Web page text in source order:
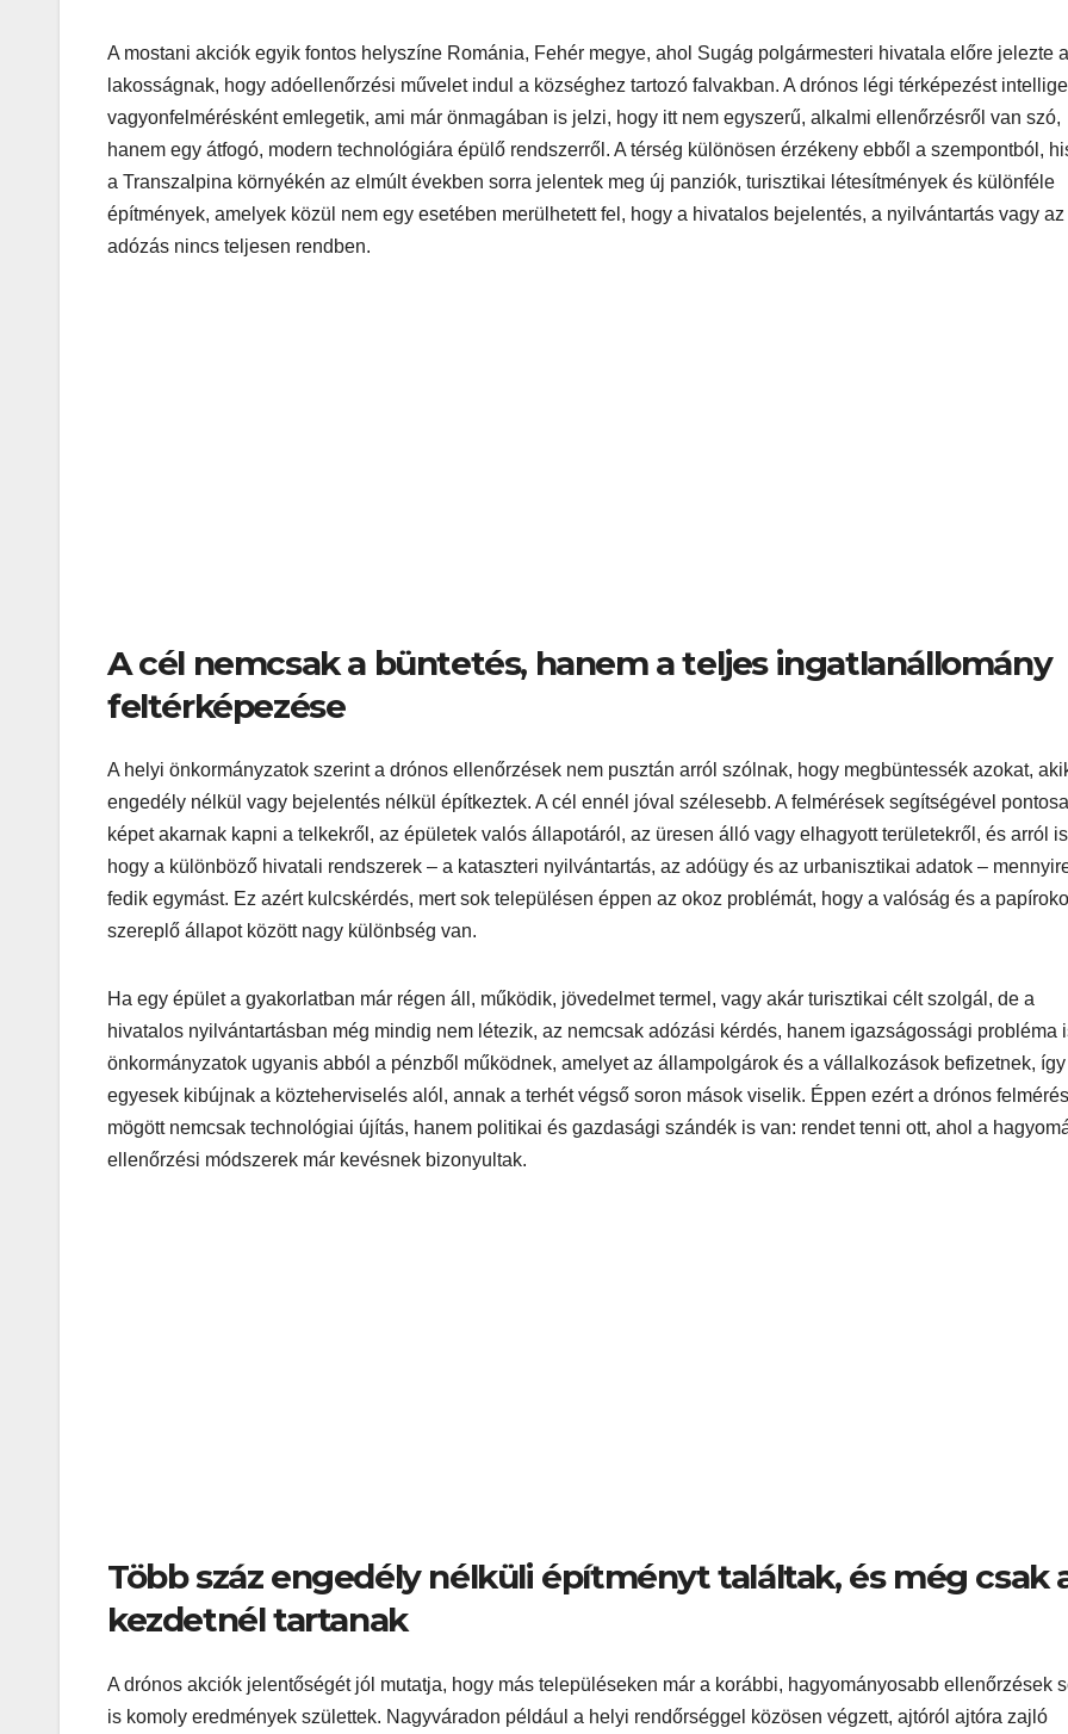
A mostani akciók egyik fontos helyszíne Románia, Fehér megye, ahol Sugág polgármesteri hivatala előre jelezte a
lakosságnak, hogy adóellenőrzési művelet indul a községhez tartozó falvakban. A drónos légi térképezést
vagyonfelmérésként emlegetik, ami már önmagában is jelzi, hogy itt nem egyszerű, alkalmi ellenőrzésről van szó,
hanem egy átfogó, modern technológiára épülő rendszerről. A térség különösen érzékeny ebből a szempontból,
a Transzalpina környékén az elmúlt években sorra jelentek meg új panziók, turisztikai létesítmények és különféle
építmények, amelyek közül nem egy esetében merülhetett fel, hogy a hivatalos bejelentés, a nyilvántartás vagy az
adózás nincs teljesen rendben.
A cél nemcsak a büntetés, hanem a teljes ingatlanállomány
feltérképezése
A helyi önkormányzatok szerint a drónos ellenőrzések nem pusztán arról szólnak, hogy megbüntessék azokat,
engedély nélkül vagy bejelentés nélkül építkeztek. A cél ennél jóval szélesebb. A felmérések segítségével
képet akarnak kapni a telkekről, az épületek valós állapotáról, az üresen álló vagy elhagyott területekről, és arról
hogy a különböző hivatali rendszerek – a kataszteri nyilvántartás, az adóügy és az urbanisztikai adatok –
fedik egymást. Ez azért kulcskérdés, mert sok településen éppen az okoz problémát, hogy a valóság és a
szereplő állapot között nagy különbség van.
Ha egy épület a gyakorlatban már régen áll, működik, jövedelmet termel, vagy akár turisztikai célt szolgál, de a
hivatalos nyilvántartásban még mindig nem létezik, az nemcsak adózási kérdés, hanem igazságossági probléma
önkormányzatok ugyanis abból a pénzből működnek, amelyet az állampolgárok és a vállalkozások befizetnek,
egyesek kibújnak a közteherviselés alól, annak a terhét végső soron mások viselik. Éppen ezért a drónos
mögött nemcsak technológiai újítás, hanem politikai és gazdasági szándék is van: rendet tenni ott, ahol a
ellenőrzési módszerek már kevésnek bizonyultak.
Több száz engedély nélküli építményt találtak, és még csak
kezdetnél tartanak
A drónos akciók jelentőségét jól mutatja, hogy más településeken már a korábbi, hagyományosabb ellenőrzések
is komoly eredmények születtek. Nagyváradon például a helyi rendőrséggel közösen végzett, ajtóról ajtóra zajló